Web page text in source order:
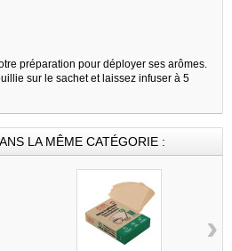
préparation pour déployer ses arômes.
sur le sachet et laissez infuser à 5
LA MÊME CATÉGORIE :
›